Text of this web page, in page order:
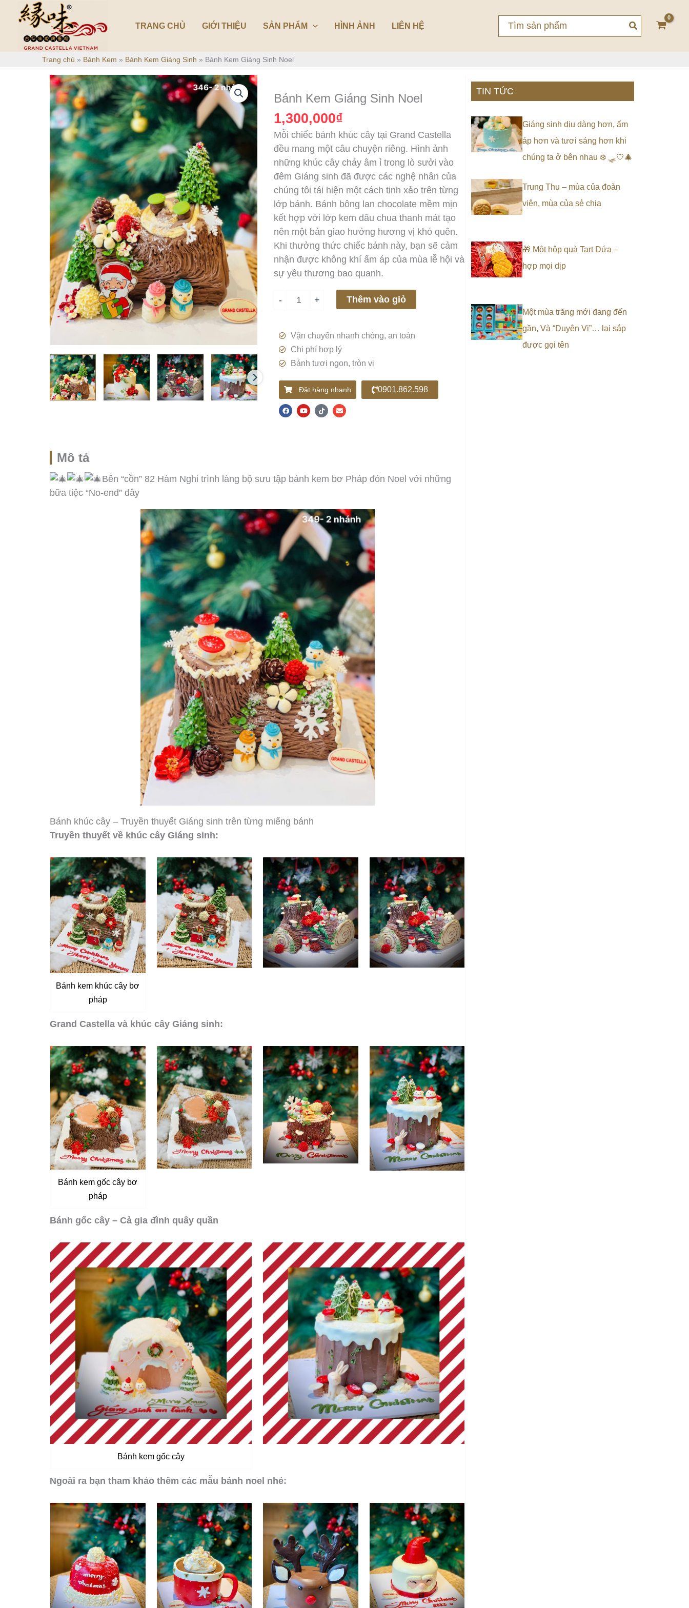
TRANG CHỦ GIỚI THIỆU SẢN PHẨM HÌNH ẢNH LIÊN HỆ
Search
for:
Trang chủ » Bánh Kem » Bánh Kem Giáng Sinh » Bánh Kem Giáng Sinh Noel
Bánh Kem Giáng Sinh Noel
1,300,000₫
Mỗi chiếc bánh khúc cây tại Grand Castella
đều mang một câu chuyện riêng. Hình ảnh
những khúc cây cháy âm ỉ trong lò sưởi vào
đêm Giáng sinh đã được các nghệ nhân của
chúng tôi tái hiện một cách tinh xảo trên từng
lớp bánh. Bánh bông lan chocolate mềm mịn
kết hợp với lớp kem dâu chua thanh mát tạo
nên một bản giao hưởng hương vị khó quên.
Khi thưởng thức chiếc bánh này, bạn sẽ cảm
nhận được không khí ấm áp của mùa lễ hội và
sự yêu thương bao quanh.
-
Kem
Sinh
Noel
số
lượng
+ Thêm vào giỏ
Vận chuyển nhanh chóng, an toàn
Chi phí hợp lý
Bánh tươi ngon, tròn vị
Đặt hàng nhanh 0901.862.598
a
c
o
u
i
k
n
v
Mô tả
Bên “cồn” 82 Hàm Nghi trình làng bộ sưu tập bánh kem bơ Pháp đón Noel với những
bữa tiệc “No-end” đây
Bánh khúc cây – Truyền thuyết Giáng sinh trên từng miếng bánh
Truyền thuyết về khúc cây Giáng sinh:
Bánh kem khúc cây bơ
pháp
Grand Castella và khúc cây Giáng sinh:
Bánh kem gốc cây bơ
pháp
Bánh gốc cây – Cả gia đình quây quần
Bánh kem gốc cây
Ngoài ra bạn tham khảo thêm các mẫu bánh noel nhé:
TIN TỨC
Giáng sinh dịu dàng hơn, ấm
áp hơn và tươi sáng hơn khi
chúng ta ở bên nhau ❄️ 🛷🤍🎄
Trung Thu – mùa của đoàn
viên, mùa của sẻ chia
🎁 Một hộp quà Tart Dứa –
hợp mọi dịp
Một mùa trăng mới đang đến
gần, Và “Duyên Vị”… lại sắp
được gọi tên